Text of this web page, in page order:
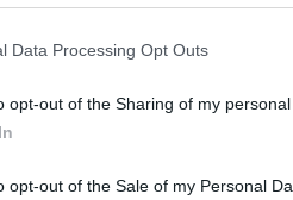
Data Processing Opt Outs
opt-out of the Sharing of my personal
opt-out of the Sale of my Personal
la legislazione sul clima
migliore per guidare di
questo avrebbe potuto
pandemia una volta in un